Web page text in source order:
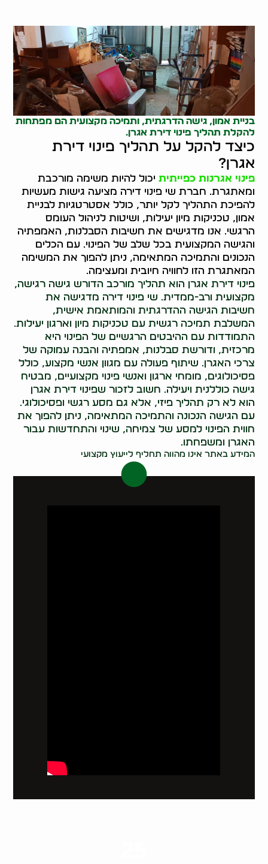
בניית אמון, גישה הדרגתית, ותמיכה מקצועית הם מפתחות
להקלת תהליך פינוי דירת אגרן.
כיצד להקל על תהליך פינוי דירת
אגרן?
פינוי אגרנות כפייתית יכול להיות משימה מורכבת
ומאתגרת. חברת שי פינוי דירה מציעה גישות מעשיות
להפיכת התהליך לקל יותר, כולל אסטרטגיות לבניית
אמון, טכניקות מיון יעילות, ושיטות לניהול העומס
הרגשי. אנו מדגישים את חשיבות הסבלנות, האמפתיה
והגישה המקצועית בכל שלב של הפינוי. עם הכלים
הנכונים והתמיכה המתאימה, ניתן להפוך את המשימה
המאתגרת הזו לחוויה חיובית ומעצימה.
פינוי דירת אגרן הוא תהליך מורכב הדורש גישה רגישה,
מקצועית ורב-ממדית. שי פינוי דירה מדגישה את
חשיבות הגישה ההדרגתית והמותאמת אישית,
המשלבת תמיכה רגשית עם טכניקות מיון וארגון יעילות.
התמודדות עם ההיבטים הרגשיים של הפינוי היא
מרכזית, ודורשת סבלנות, אמפתיה והבנה עמוקה של
צרכי האגרן. שיתוף פעולה עם מגוון אנשי מקצוע, כולל
פסיכולוגים, מומחי ארגון ואנשי פינוי מקצועיים, מבטיח
גישה כוללנית ויעילה. חשוב לזכור שפינוי דירת אגרן
הוא לא רק תהליך פיזי, אלא גם מסע רגשי ופסיכולוגי.
עם הגישה הנכונה והתמיכה המתאימה, ניתן להפוך את
חווית הפינוי למסע של צמיחה, שינוי והתחדשות עבור
האגרן ומשפחתו.
המידע באתר אינו מהווה תחליף לייעוץ מקצועי